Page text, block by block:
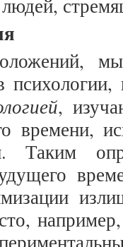
,
времени,
Таким
например,